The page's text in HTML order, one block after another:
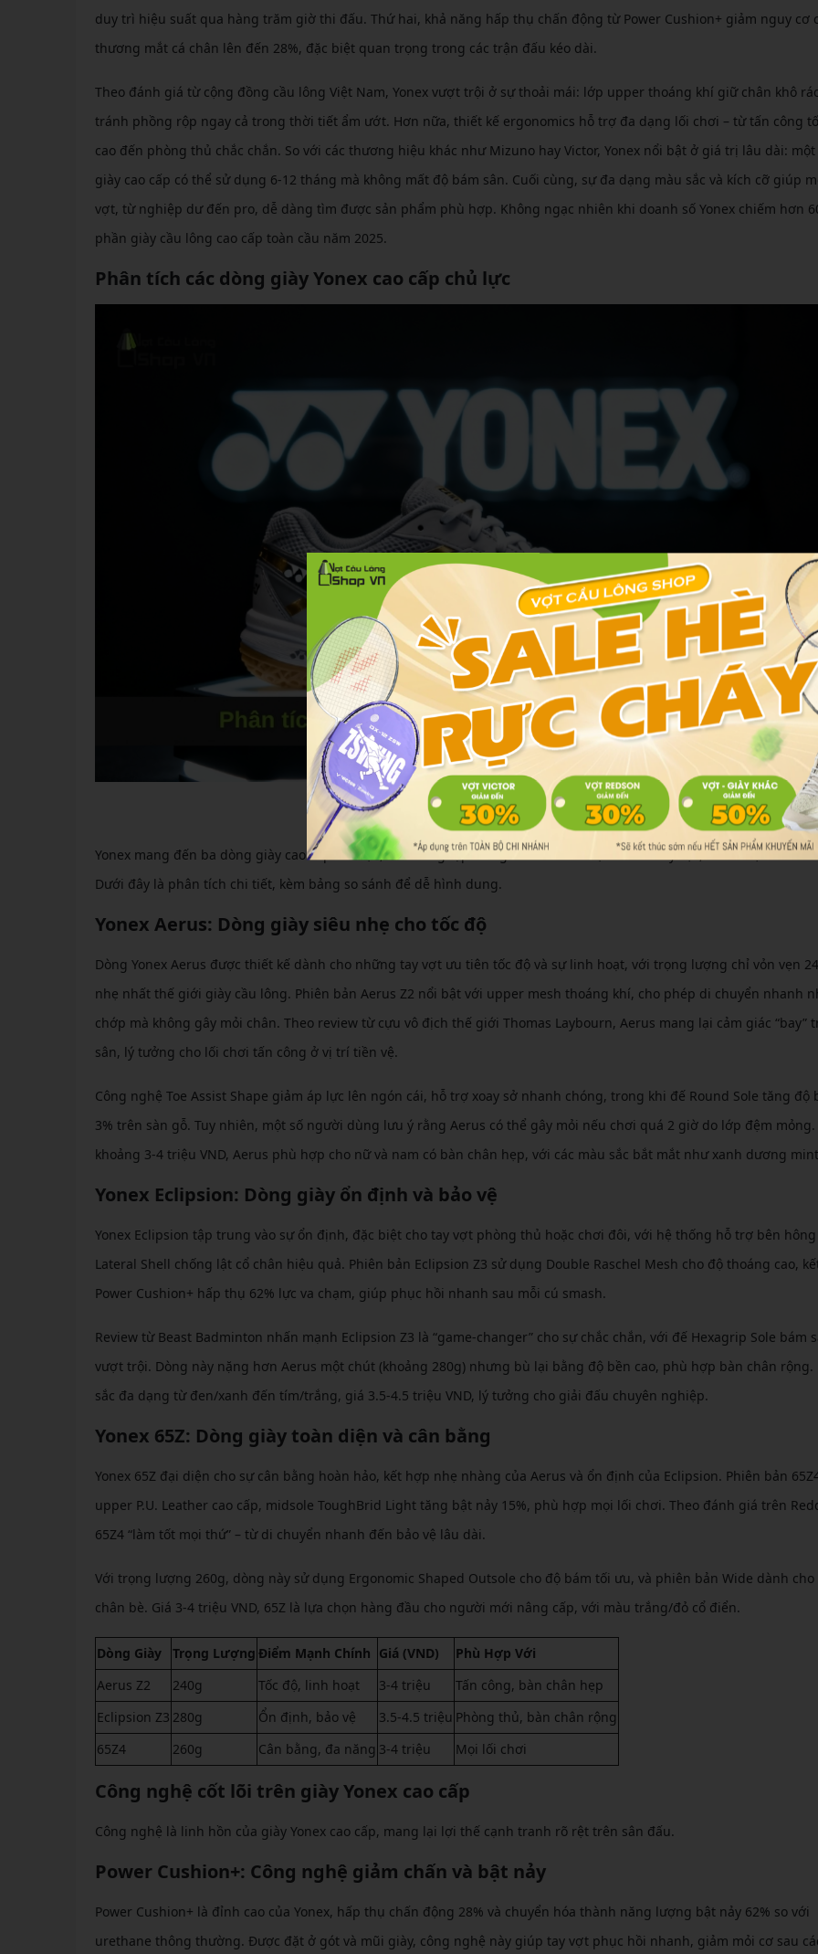
duy trì hiệu suất qua hàng trăm giờ thi đấu. Thứ hai, khả năng hấp thụ chấn động từ Power Cushion+ giảm nguy cơ
thương mắt cá chân lên đến 28%, đặc biệt quan trọng trong các trận đấu kéo dài.
Theo đánh giá từ cộng đồng cầu lông Việt Nam, Yonex vượt trội ở sự thoải mái: lớp upper thoáng khí giữ chân khô
tránh phồng rộp ngay cả trong thời tiết ẩm ướt. Hơn nữa, thiết kế ergonomics hỗ trợ đa dạng lối chơi – từ tấn công
cao đến phòng thủ chắc chắn. So với các thương hiệu khác như Mizuno hay Victor, Yonex nổi bật ở giá trị lâu dài:
giày cao cấp có thể sử dụng 6-12 tháng mà không mất độ bám sân. Cuối cùng, sự đa dạng màu sắc và kích cỡ giúp
vợt, từ nghiệp dư đến pro, dễ dàng tìm được sản phẩm phù hợp. Không ngạc nhiên khi doanh số Yonex chiếm hơn
phần giày cầu lông cao cấp toàn cầu năm 2025.
Phân tích các dòng giày Yonex cao cấp chủ lực
Phân tích các dòng giày Yonex cao cấp chủ lực
Yonex mang đến ba dòng giày cao cấp chủ lực, mỗi dòng tập trung vào nhu cầu cụ thể của tay vợt, từ tốc độ đến ổn
Dưới đây là phân tích chi tiết, kèm bảng so sánh để dễ hình dung.
Yonex Aerus: Dòng giày siêu nhẹ cho tốc độ
Dòng Yonex Aerus được thiết kế dành cho những tay vợt ưu tiên tốc độ và sự linh hoạt, với trọng lượng chỉ vỏn vẹn
nhẹ nhất thế giới giày cầu lông. Phiên bản Aerus Z2 nổi bật với upper mesh thoáng khí, cho phép di chuyển nhanh
chớp mà không gây mỏi chân. Theo review từ cựu vô địch thế giới Thomas Laybourn, Aerus mang lại cảm giác “bay”
sân, lý tưởng cho lối chơi tấn công ở vị trí tiền vệ.
Công nghệ Toe Assist Shape giảm áp lực lên ngón cái, hỗ trợ xoay sở nhanh chóng, trong khi đế Round Sole tăng độ
3% trên sàn gỗ. Tuy nhiên, một số người dùng lưu ý rằng Aerus có thể gây mỏi nếu chơi quá 2 giờ do lớp đệm mỏng.
khoảng 3-4 triệu VND, Aerus phù hợp cho nữ và nam có bàn chân hẹp, với các màu sắc bắt mắt như xanh dương
Yonex Eclipsion: Dòng giày ổn định và bảo vệ
Yonex Eclipsion tập trung vào sự ổn định, đặc biệt cho tay vợt phòng thủ hoặc chơi đôi, với hệ thống hỗ trợ bên hông
Lateral Shell chống lật cổ chân hiệu quả. Phiên bản Eclipsion Z3 sử dụng Double Raschel Mesh cho độ thoáng cao,
Power Cushion+ hấp thụ 62% lực va chạm, giúp phục hồi nhanh sau mỗi cú smash.
Review từ Beast Badminton nhấn mạnh Eclipsion Z3 là “game-changer” cho sự chắc chắn, với đế Hexagrip Sole bám
vượt trội. Dòng này nặng hơn Aerus một chút (khoảng 280g) nhưng bù lại bằng độ bền cao, phù hợp bàn chân rộng.
sắc đa dạng từ đen/xanh đến tím/trắng, giá 3.5-4.5 triệu VND, lý tưởng cho giải đấu chuyên nghiệp.
Yonex 65Z: Dòng giày toàn diện và cân bằng
Yonex 65Z đại diện cho sự cân bằng hoàn hảo, kết hợp nhẹ nhàng của Aerus và ổn định của Eclipsion. Phiên bản
upper P.U. Leather cao cấp, midsole ToughBrid Light tăng bật nảy 15%, phù hợp mọi lối chơi. Theo đánh giá trên
65Z4 “làm tốt mọi thứ” – từ di chuyển nhanh đến bảo vệ lâu dài.
Với trọng lượng 260g, dòng này sử dụng Ergonomic Shaped Outsole cho độ bám tối ưu, và phiên bản Wide dành cho
chân bè. Giá 3-4 triệu VND, 65Z là lựa chọn hàng đầu cho người mới nâng cấp, với màu trắng/đỏ cổ điển.
Dòng Giày Trọng Lượng Điểm Mạnh Chính Giá (VND)
Phù Hợp Với
Aerus Z2
240g Tốc độ, linh hoạt 3-4 triệu
Tấn công, bàn chân hẹp
Eclipsion Z3 280g Ổn định, bảo vệ 3.5-4.5 triệu Phòng thủ, bàn chân rộng
65Z4
260g Cân bằng, đa năng 3-4 triệu Mọi lối chơi
Công nghệ cốt lõi trên giày Yonex cao cấp
Công nghệ là linh hồn của giày Yonex cao cấp, mang lại lợi thế cạnh tranh rõ rệt trên sân đấu.
Power Cushion+: Công nghệ giảm chấn và bật nảy
Power Cushion+ là đỉnh cao của Yonex, hấp thụ chấn động 28% và chuyển hóa thành năng lượng bật nảy 62% so với
urethane thông thường. Được đặt ở gót và mũi giày, công nghệ này giúp tay vợt phục hồi nhanh, giảm mỏi cơ sau